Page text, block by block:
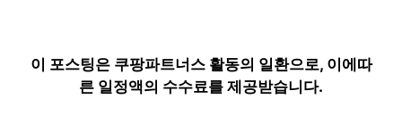
이 포스팅은 쿠팡파트너스 활동의 일환으로, 이에따
른 일정액의 수수료를 제공받습니다.